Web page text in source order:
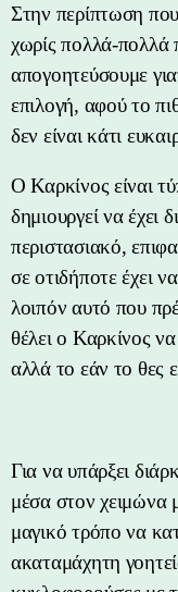
Στην περίπτωση
χωρίς πολλά-πολλά
απογοητεύσουμε
επιλογή, αφού το
δεν είναι κάτι
Ο Καρκίνος είναι
δημιουργεί να έχει
περιστασιακό,
σε οτιδήποτε έχει
λοιπόν αυτό που
θέλει ο Καρκίνος
αλλά το εάν το θες
Για να υπάρξει
μέσα στον χειμώνα
μαγικό τρόπο να
ακαταμάχητη